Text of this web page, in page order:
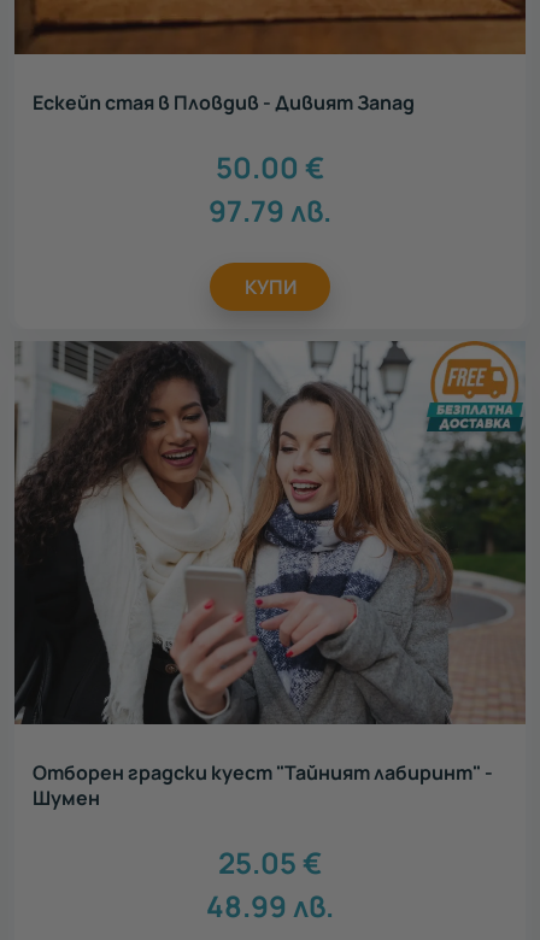
Ескейп стая в Пловдив - Дивият Запад
50.00 €
97.79 лв.
КУПИ
Отборен градски куест "Тайният лабиринт" -
Шумен
25.05€
48.99 лв.